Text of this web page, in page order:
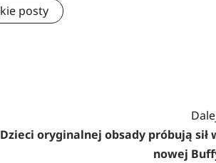
posty
Dzieci oryginalnej obsady próbują sił
nowej